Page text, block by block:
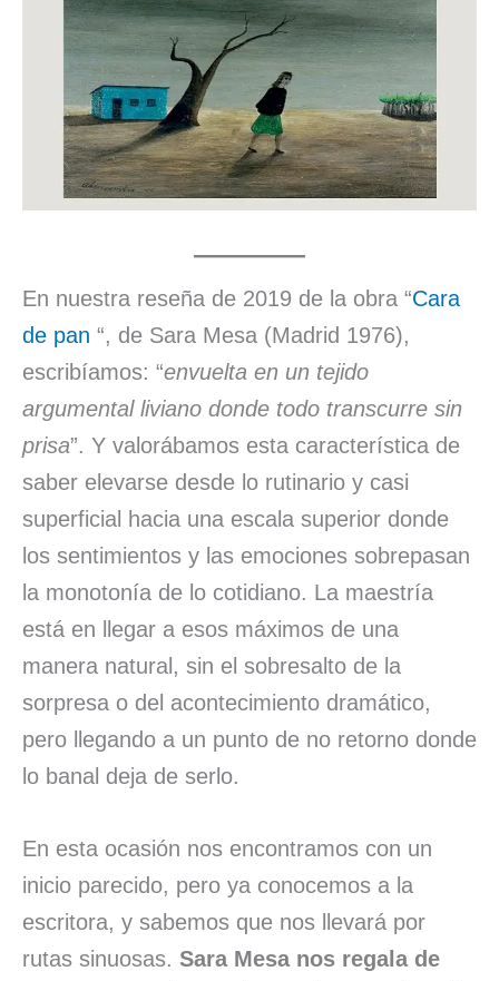
En nuestra reseña de 2019 de la obra “Cara
de pan “, de Sara Mesa (Madrid 1976),
escribíamos: “envuelta en un tejido
argumental liviano donde todo transcurre sin
prisa”. Y valorábamos esta característica de
saber elevarse desde lo rutinario y casi
superficial hacia una escala superior donde
los sentimientos y las emociones sobrepasan
la monotonía de lo cotidiano. La maestría
está en llegar a esos máximos de una
manera natural, sin el sobresalto de la
sorpresa o del acontecimiento dramático,
pero llegando a un punto de no retorno donde
lo banal deja de serlo.
En esta ocasión nos encontramos con un
inicio parecido, pero ya conocemos a la
escritora, y sabemos que nos llevará por
rutas sinuosas. Sara Mesa nos regala de